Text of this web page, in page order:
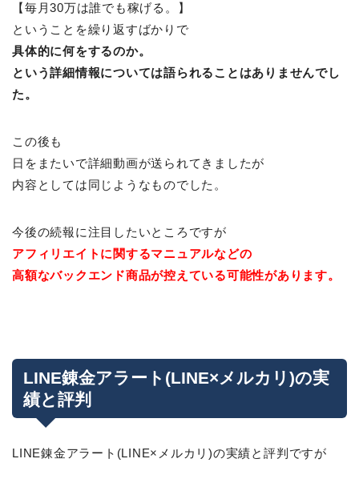
【毎月30万は誰でも稼げる。】
ということを繰り返すばかりで
具体的に何をするのか。
という詳細情報については語られることはありませんでし
た。
この後も
日をまたいで詳細動画が送られてきましたが
内容としては同じようなものでした。
今後の続報に注目したいところですが
アフィリエイトに関するマニュアルなどの
高額なバックエンド商品が控えている可能性があります。
LINE錬金アラート(LINE×メルカリ)の実
績と評判
LINE錬金アラート(LINE×メルカリ)の実績と評判ですが